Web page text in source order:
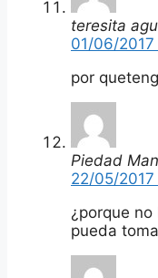
teresita
01/06/
por
Piedad
22/05/
¿porque
pueda